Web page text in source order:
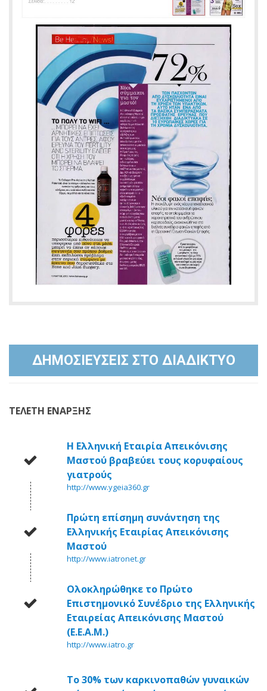
ΔΗΜΟΣΙΕΥΣΕΙΣ ΣΤΟ ΔΙΑΔΙΚΤΥΟ
ΤΕΛΕΤΗ ΕΝΑΡΞΗΣ
Η Ελληνική Εταιρία Απεικόνισης
Μαστού βραβεύει τους κορυφαίους
γιατρούς
http://www.ygeia360.gr
Πρώτη επίσημη συνάντηση της
Ελληνικής Εταιρίας Απεικόνισης
Μαστού
http://www.iatronet.gr
Ολοκληρώθηκε το Πρώτο
Επιστημονικό Συνέδριο της Ελληνικής
Εταιρείας Απεικόνισης Μαστού
(Ε.Ε.Α.Μ.)
http://www.iatro.gr
Το 30% των καρκινοπαθών γυναικών